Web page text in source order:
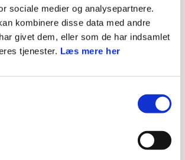
sociale medier og analysepartnere.
kombinere disse data med andre
givet dem, eller som de har indsamlet
tjenester. Læs mere her